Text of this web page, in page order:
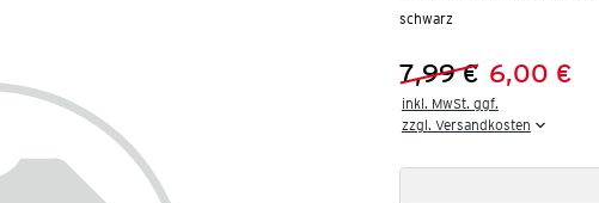
schwarz
Vorheriger Preis:
7,99 €
Neuer Preis:
6,00 €
inkl. MwSt. ggf.
zzgl. Versandkosten